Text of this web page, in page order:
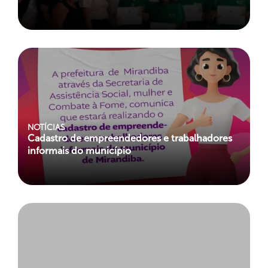
NOTÍCIAS
Cadastro de empreendedores e trabalhadores
informais do município